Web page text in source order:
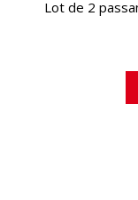
Lot de 2